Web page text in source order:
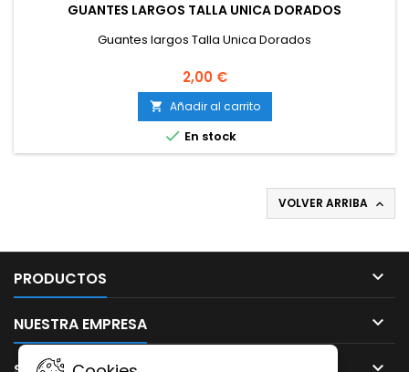
GUANTES LARGOS TALLA UNICA DORADOS
Guantes largos Talla Unica Dorados
2,00 €
 Añadir al carrito
 En stock
VOLVER ARRIBA 
PRODUCTOS 
NUESTRA EMPRESA 